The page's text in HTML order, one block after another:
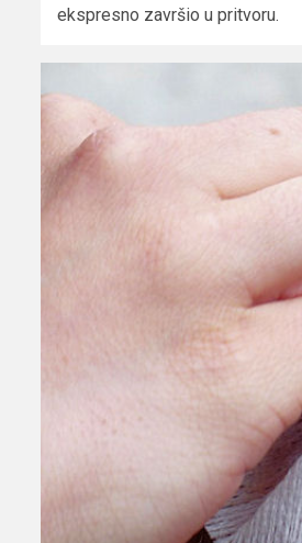
ekspresno završio u pritvoru.